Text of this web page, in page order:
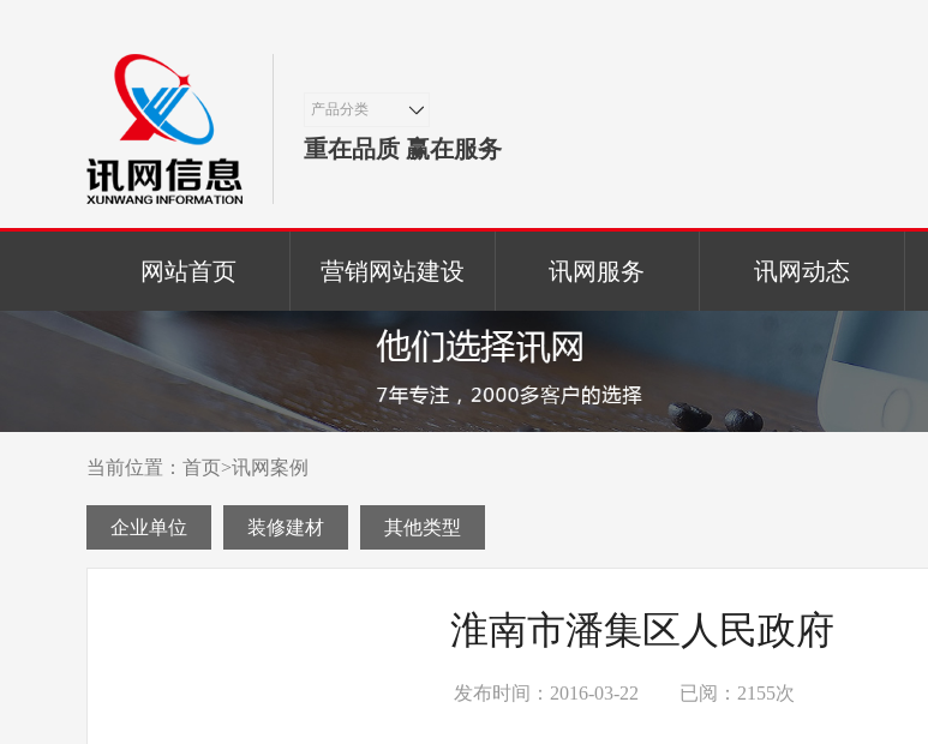
产品分类
重在品质 赢在服务
网站首页 营销网站建设 讯网服务 讯网动态
当前位置： 首页>讯网案例
企业单位 装修建材 其他类型
淮南市潘集区人民政府
发布时间：2016-03-22 已阅：2155次